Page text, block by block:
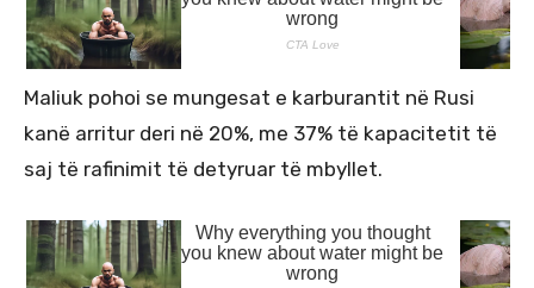
Maliuk pohoi se mungesat e karburantit në Rusi
kanë arritur deri në 20%, me 37% të kapacitetit të
saj të rafinimit të detyruar të mbyllet.